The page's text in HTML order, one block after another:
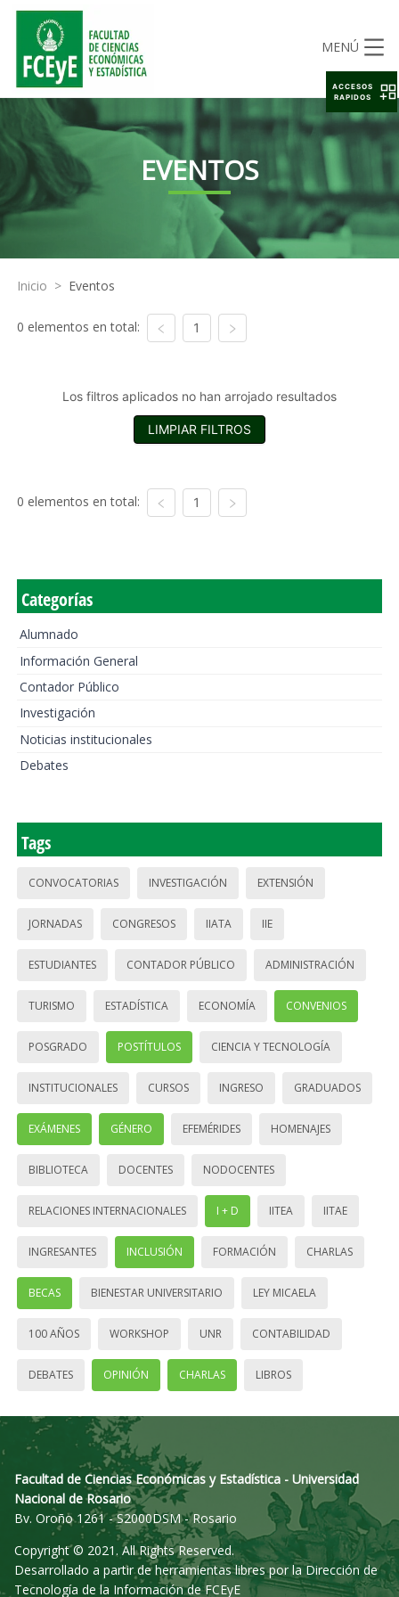
MENÚ
EVENTOS
Inicio > Eventos
0 elementos en total: 1
Los filtros aplicados no han arrojado resultados
LIMPIAR FILTROS
0 elementos en total: 1
Categorías
Alumnado
Información General
Contador Público
Investigación
Noticias institucionales
Debates
Tags
CONVOCATORIAS INVESTIGACIÓN EXTENSIÓN
JORNADAS CONGRESOS IIATA IIE
ESTUDIANTES CONTADOR PÚBLICO ADMINISTRACIÓN
TURISMO ESTADÍSTICA ECONOMÍA CONVENIOS
POSGRADO POSTÍTULOS CIENCIA Y TECNOLOGÍA
INSTITUCIONALES CURSOS INGRESO GRADUADOS
EXÁMENES GÉNERO EFEMÉRIDES HOMENAJES
BIBLIOTECA DOCENTES NODOCENTES
RELACIONES INTERNACIONALES I + D IITEA IITAE
INGRESANTES INCLUSIÓN FORMACIÓN CHARLAS
BECAS BIENESTAR UNIVERSITARIO LEY MICAELA
100 AÑOS WORKSHOP UNR CONTABILIDAD
DEBATES OPINIÓN CHARLAS LIBROS
Facultad de Ciencias Económicas y Estadística - Universidad
Nacional de Rosario
Bv. Oroño 1261 - S2000DSM - Rosario
Copyright © 2021. All Rights Reserved.
Desarrollado a partir de herramientas libres por la Dirección de
Tecnología de la Información de FCEyE
ACCESOS
RAPIDOS